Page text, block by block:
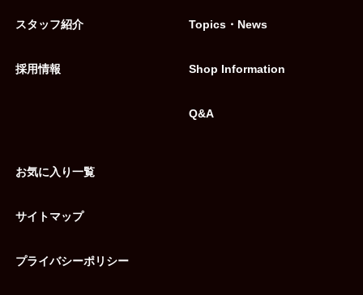
スタッフ紹介
採用情報
Topics・News
Shop Information
Q&A
お気に入り一覧
サイトマップ
プライバシーポリシー